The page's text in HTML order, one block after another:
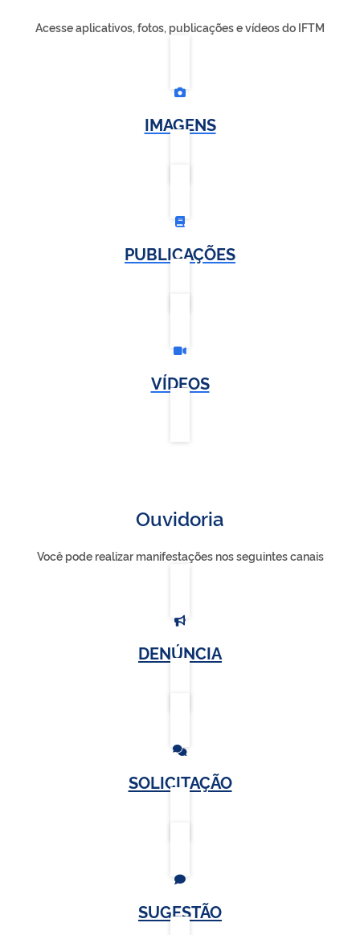
Acesse aplicativos, fotos, publicações e vídeos do IFTM
IMAGENS
PUBLICAÇÕES
VÍDEOS
Ouvidoria
Você pode realizar manifestações nos seguintes canais
DENÚNCIA
SOLICITAÇÃO
SUGESTÃO